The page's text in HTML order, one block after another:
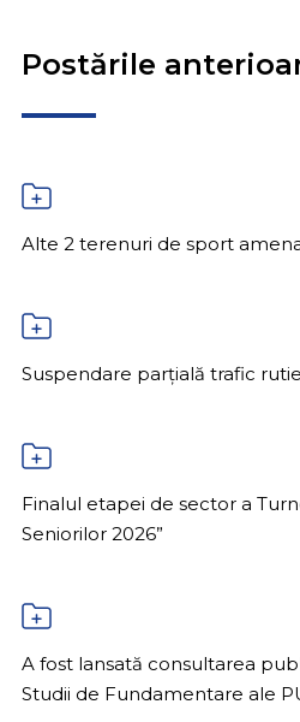
Postările
Alte 2 terenuri de sport
Suspendare parțială trafic
Finalul etapei de sector a
Seniorilor 2026”
A fost lansată consultarea
Studii de Fundamentare ale